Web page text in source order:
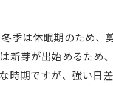
季は休眠期のため、
新芽が出始めるため
時期ですが、強い日